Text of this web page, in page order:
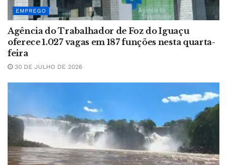
EMPREGO
Agência do Trabalhador de Foz do Iguaçu
oferece 1.027 vagas em 187 funções nesta quarta-
feira
30 DE JULHO DE 2026